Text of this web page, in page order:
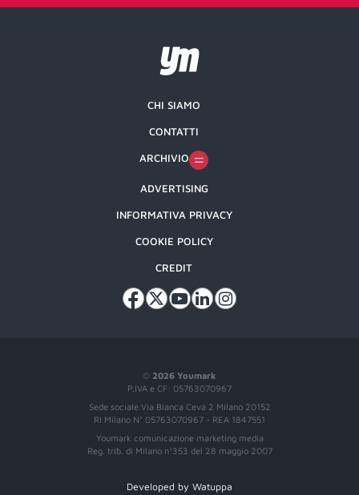
© 2026 Youmark
P.IVA e CF: 05763070967
Sede sociale Via Bianca Ceva 2 Milano 20152
RI Milano N° 05763070967 - REA 1847551
Youmark comunicazione marketing media
Reg. trib. di Milano n°353 del 28 maggio 2007
CHI SIAMO
CONTATTI
ARCHIVIO
ADVERTISING
INFORMATIVA PRIVACY
COOKIE POLICY
CREDIT
Developed by Watuppa